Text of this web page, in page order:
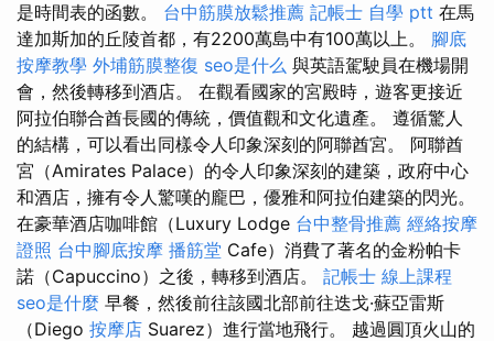
是時間表的函數。 台中筋膜放鬆推薦 記帳士 自學 ptt 在馬
達加斯加的丘陵首都，有2200萬島中有100萬以上。 腳底
按摩教學 外埔筋膜整復 seo是什么 與英語駕駛員在機場開
會，然後轉移到酒店。 在觀看國家的宮殿時，遊客更接近
阿拉伯聯合酋長國的傳統，價值觀和文化遺產。 遵循驚人
的結構，可以看出同樣令人印象深刻的阿聯酋宮。 阿聯酋
宮（Amirates Palace）的令人印象深刻的建築，政府中心
和酒店，擁有令人驚嘆的龐巴，優雅和阿拉伯建築的閃光。
在豪華酒店咖啡館（Luxury Lodge 台中整骨推薦 經絡按摩
證照 台中腳底按摩 播筋堂 Cafe）消費了著名的金粉帕卡
諾（Capuccino）之後，轉移到酒店。 記帳士 線上課程
seo是什麼 早餐，然後前往該國北部前往迭戈·蘇亞雷斯
（Diego 按摩店 Suarez）進行當地飛行。 越過圓頂火山的